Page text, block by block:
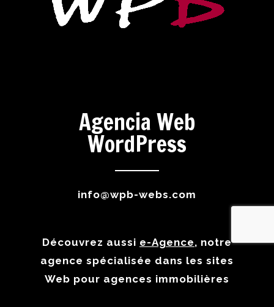
Agencia Web
WordPress
info@wpb-webs.com
Découvrez aussi e-Agence, notre
agence spécialisée dans les sites
Web pour agences immobilières